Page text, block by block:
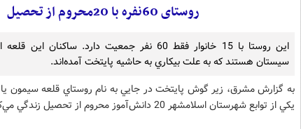
روستای 60نفره با 20محروم از تحصیل
اين روستا با 15 خانوار فقط 60 نفر جمعيت دارد.
سيستان هستند كه به علت بيكاري به حاشيه پايتخت آمده‌اند.
به گزارش مشرق، زير گوش پايتخت در جايي به نام روستاي قلعه سيمون
يكي از توابع شهرستان اسلامشهر 20 دانش‌آموز محروم از تحصيل زندگي مي‌كنند.